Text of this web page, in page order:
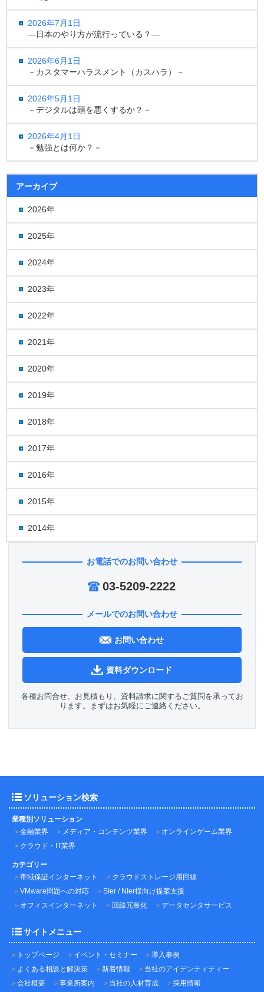
2026年7月1日
―日本のやり方が流行っている？―
2026年6月1日
－カスタマーハラスメント（カスハラ）－
2026年5月1日
－デジタルは頭を悪くするか？－
2026年4月1日
－勉強とは何か？－
アーカイブ
2026年
2025年
2024年
2023年
2022年
2021年
2020年
2019年
2018年
2017年
2016年
2015年
2014年
お電話でのお問い合わせ
03-5209-2222
メールでのお問い合わせ
お問い合わせ
資料ダウンロード
各種お問合せ、お見積もり、資料請求に関するご質問を承ってお
ります。まずはお気軽にご連絡ください。
ソリューション検索
業種別ソリューション
金融業界
メディア・コンテンツ業界
オンラインゲーム業界
クラウド・IT業界
カテゴリー
帯域保証インターネット
クラウドストレージ用回線
VMware問題への対応
SIer / NIer様向け提案支援
オフィスインターネット
回線冗長化 データセンタサービス
サイトメニュー
トップページ イベント・セミナー
導入事例
よくある相談と解決策
新着情報
当社のアイデンティティー
会社概要
事業所案内 当社の人材育成 採用情報